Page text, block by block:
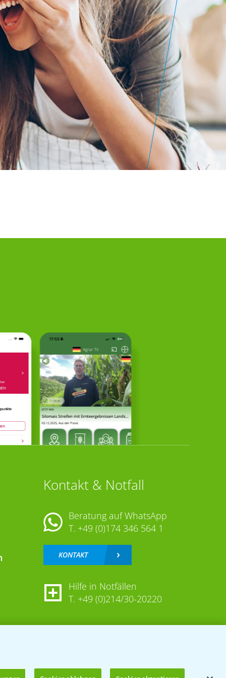
Kontakt & Notfall
Beratung auf WhatsApp
T. +49 (0)174 346 564 1
KONTAKT
Hilfe in Notfällen
T. +49 (0)214/30-20220